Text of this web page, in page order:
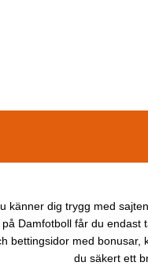
känner dig trygg med
Damfotboll får du
bettingsidor med
du säkert ett